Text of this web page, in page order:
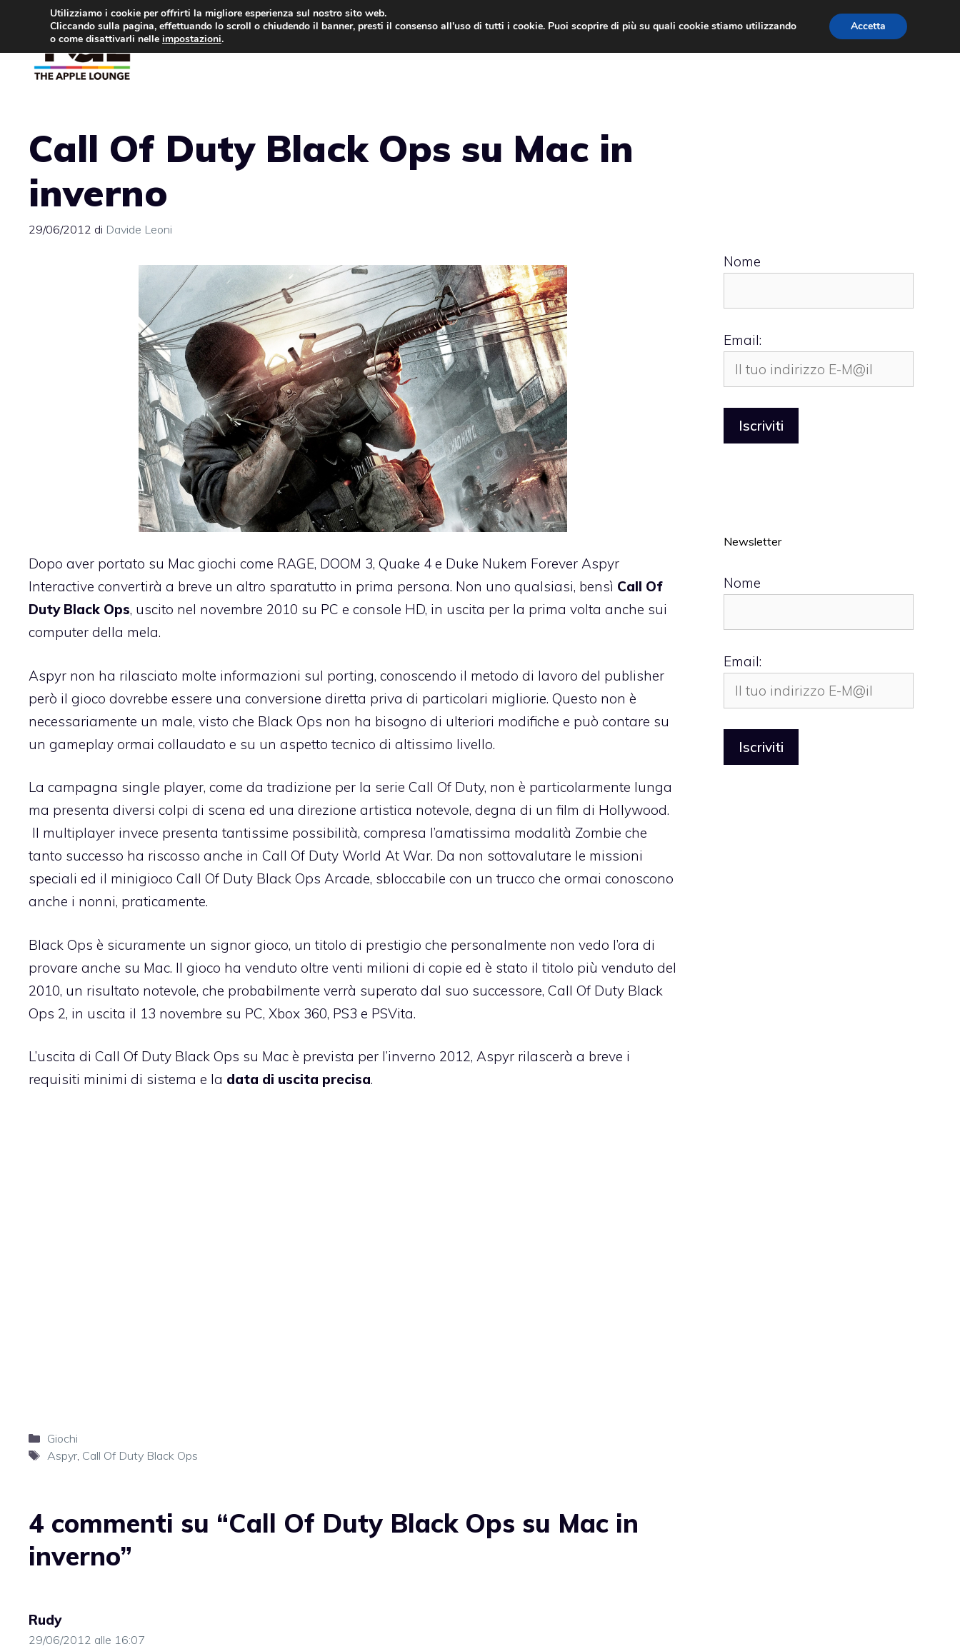
contenuto
Call Of Duty Black Ops su Mac in
inverno
29/06/2012 di Davide Leoni
Dopo aver portato su Mac giochi come RAGE, DOOM 3, Quake 4 e Duke Nukem Forever Aspyr
Interactive convertirà a breve un altro sparatutto in prima persona. Non uno qualsiasi, bensì Call Of
Duty Black Ops, uscito nel novembre 2010 su PC e console HD, in uscita per la prima volta anche sui
computer della mela.
Aspyr non ha rilasciato molte informazioni sul porting, conoscendo il metodo di lavoro del publisher
però il gioco dovrebbe essere una conversione diretta priva di particolari migliorie. Questo non è
necessariamente un male, visto che Black Ops non ha bisogno di ulteriori modifiche e può contare su
un gameplay ormai collaudato e su un aspetto tecnico di altissimo livello.
La campagna single player, come da tradizione per la serie Call Of Duty, non è particolarmente lunga
ma presenta diversi colpi di scena ed una direzione artistica notevole, degna di un film di Hollywood.
Il multiplayer invece presenta tantissime possibilità, compresa l’amatissima modalità Zombie che
tanto successo ha riscosso anche in Call Of Duty World At War. Da non sottovalutare le missioni
speciali ed il minigioco Call Of Duty Black Ops Arcade, sbloccabile con un trucco che ormai conoscono
anche i nonni, praticamente.
Black Ops è sicuramente un signor gioco, un titolo di prestigio che personalmente non vedo l’ora di
provare anche su Mac. Il gioco ha venduto oltre venti milioni di copie ed è stato il titolo più venduto del
2010, un risultato notevole, che probabilmente verrà superato dal suo successore, Call Of Duty Black
Ops 2, in uscita il 13 novembre su PC, Xbox 360, PS3 e PSVita.
L’uscita di Call Of Duty Black Ops su Mac è prevista per l’inverno 2012, Aspyr rilascerà a breve i
requisiti minimi di sistema e la data di uscita precisa.
Categorie
Giochi
Tag
Aspyr, Call Of Duty Black Ops
4 commenti su “Call Of Duty Black Ops su Mac in
inverno”
Rudy
29/06/2012 alle 16:07
Nome
Email:
Newsletter
Nome
Email:
Utilizziamo i cookie per offrirti la migliore esperienza sul nostro sito web.
Cliccando sulla pagina, effettuando lo scroll o chiudendo il banner, presti il consenso all’uso di tutti i cookie. Puoi scoprire di più su quali cookie stiamo utilizzando
o come disattivarli nelle impostazioni.
Accetta